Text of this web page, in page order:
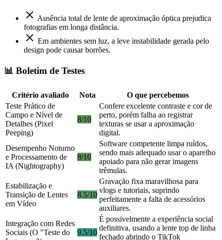
Ausência total de lente de aproximação óptica prejudica
fotografias em longa distância.
Em ambientes sem luz, a leve instabilidade gerada pelo
design pode causar borrões.
📊 Boletim de Testes
Critério avaliado Nota
O que percebemos
Teste Prático de
Campo e Nível de
Detalhes (Pixel
Peeping)
8/10
Confere excelente contraste e cor de
perto, porém falha ao registrar
texturas se usar a aproximação
digital.
Desempenho Noturno
e Processamento de
IA (Nightography)
8/10
Software competente limpa ruídos,
sendo mais adequado usar o aparelho
apoiado para não gerar imagens
trêmulas.
Estabilização e
Transição de Lentes
em Vídeo
8.5/10
Gravação fixa maravilhosa para
vlogs e tutoriais, suprindo
perfeitamente a falta de acessórios
auxiliares.
Integração com Redes
Sociais (O "Teste do
9.5/10
É possivelmente a experiência social
definitiva, usando a lente top de linha
fechado abrindo o TikTok